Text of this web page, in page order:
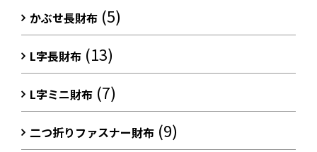
かぶせ長財布 (5)
L字長財布 (13)
L字ミニ財布 (7)
二つ折りファスナー財布 (9)